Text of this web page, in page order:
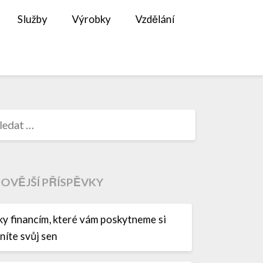
Služby Výrobky Vzdělání
PŘÍSPĚVKY
financím, které vám poskytneme si
svůj sen